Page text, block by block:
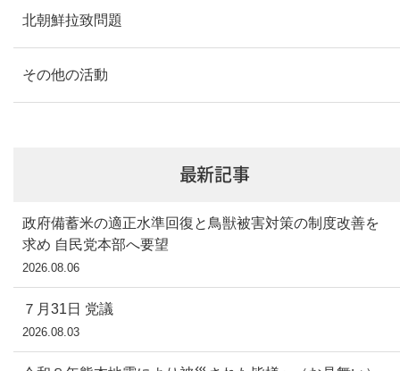
北朝鮮拉致問題
その他の活動
最新記事
政府備蓄米の適正水準回復と鳥獣被害対策の制度改善を
求め 自民党本部へ要望
2026.08.06
７月31日 党議
2026.08.03